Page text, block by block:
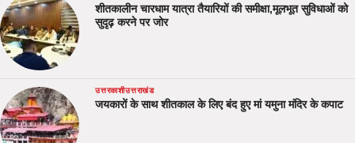
शीतकालीन चारधाम यात्रा तैयारियों की समीक्षा,मूलभूत सुविधाओं को
सुदृढ़ करने पर जोर
उत्तरकाशीउत्तराखंड
जयकारों के साथ शीतकाल के लिए बंद हुए मां यमुना मंदिर के कपाट